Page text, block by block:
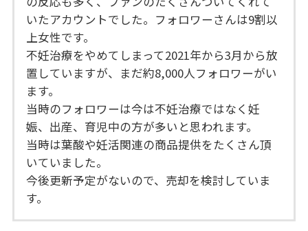
いたアカウントでした。フォロワーさんは9割以
上女性です。
不妊治療をやめてしまって2021年から3月から放
置していますが、まだ約8,000人フォロワーがい
ます。
当時のフォロワーは今は不妊治療ではなく妊
娠、出産、育児中の方が多いと思われます。
当時は葉酸や妊活関連の商品提供をたくさん頂
いていました。
今後更新予定がないので、売却を検討していま
す。